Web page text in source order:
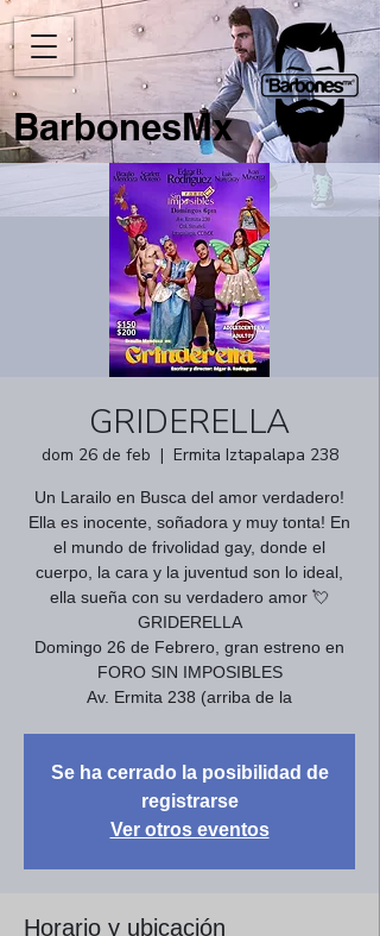
BarbonesMx
GRIDERELLA
dom 26 de feb
  |
Ermita Iztapalapa 238
Un Larailo en Busca del amor verdadero!
Ella es inocente, soñadora y muy tonta! En
el mundo de frivolidad gay, donde el
cuerpo, la cara y la juventud son lo ideal,
ella sueña con su verdadero amor 💘
GRIDERELLA
Domingo 26 de Febrero, gran estreno en
FORO SIN IMPOSIBLES
Av. Ermita 238 (arriba de la
Se ha cerrado la posibilidad de
registrarse
Ver otros eventos
Horario y ubicación